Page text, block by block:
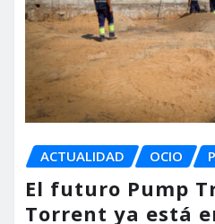
ACTUALIDAD OCIO
El futuro Pump
Torrent ya está